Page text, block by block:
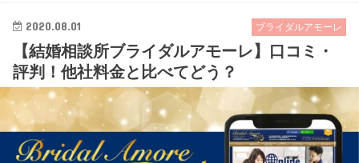
ブライダルアモーレ
2020.08.01
【結婚相談所ブライダルアモーレ】口コミ・
評判！他社料金と比べてどう？